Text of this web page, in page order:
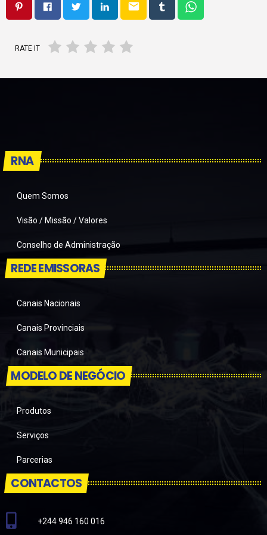
email
RATE IT
RNA
Quem Somos
Visão / Missão / Valores
Conselho de Administração
REDE EMISSORAS
Canais Nacionais
Canais Provinciais
Canais Municipais
MODELO DE NEGÓCIO
Produtos
Serviços
Parcerias
CONTACTOS
+244 946 160 016